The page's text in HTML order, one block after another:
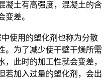
凝土有高强度，混凝土的含
变差。
使用的塑化剂也称为分散
。为了减少使干壁干燥所需
此时的加工性就会变差，
若加入过量的塑化剂，会出